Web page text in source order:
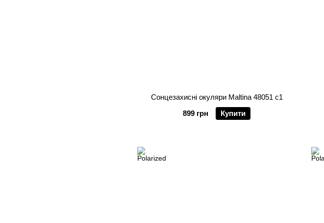
Сонцезахисні окуляри Maltina 48051 c1
899 грн
Купити